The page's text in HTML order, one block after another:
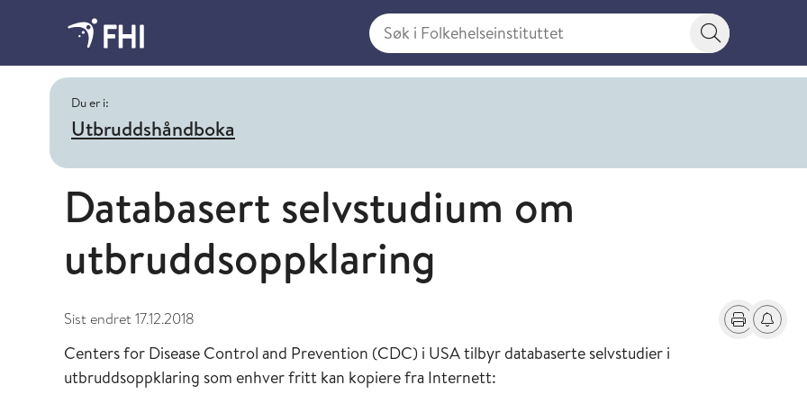
Søk i Folkehelseinstituttet
Søkeknapp
Du er i:
Utbruddshåndboka
Databasert selvstudium om
utbruddsoppklaring
Sist endret17.12.2018 Skriv ut
Få
Centers for Disease Control and Prevention (CDC) i USA tilbyr databaserte selvstudier i
utbruddsoppklaring som enhver fritt kan kopiere fra Internett: